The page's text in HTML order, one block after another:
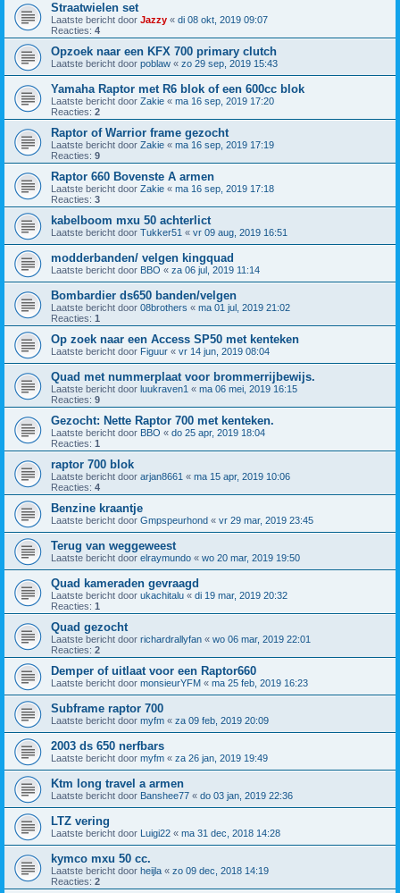
Straatwielen set
Laatste bericht door Jazzy « di 08 okt, 2019 09:07
Reacties: 4
Opzoek naar een KFX 700 primary clutch
Laatste bericht door poblaw « zo 29 sep, 2019 15:43
Yamaha Raptor met R6 blok of een 600cc blok
Laatste bericht door Zakie « ma 16 sep, 2019 17:20
Reacties: 2
Raptor of Warrior frame gezocht
Laatste bericht door Zakie « ma 16 sep, 2019 17:19
Reacties: 9
Raptor 660 Bovenste A armen
Laatste bericht door Zakie « ma 16 sep, 2019 17:18
Reacties: 3
kabelboom mxu 50 achterlict
Laatste bericht door Tukker51 « vr 09 aug, 2019 16:51
modderbanden/ velgen kingquad
Laatste bericht door BBO « za 06 jul, 2019 11:14
Bombardier ds650 banden/velgen
Laatste bericht door 08brothers « ma 01 jul, 2019 21:02
Reacties: 1
Op zoek naar een Access SP50 met kenteken
Laatste bericht door Figuur « vr 14 jun, 2019 08:04
Quad met nummerplaat voor brommerrijbewijs.
Laatste bericht door luukraven1 « ma 06 mei, 2019 16:15
Reacties: 9
Gezocht: Nette Raptor 700 met kenteken.
Laatste bericht door BBO « do 25 apr, 2019 18:04
Reacties: 1
raptor 700 blok
Laatste bericht door arjan8661 « ma 15 apr, 2019 10:06
Reacties: 4
Benzine kraantje
Laatste bericht door Gmpspeurhond « vr 29 mar, 2019 23:45
Terug van weggeweest
Laatste bericht door elraymundo « wo 20 mar, 2019 19:50
Quad kameraden gevraagd
Laatste bericht door ukachitalu « di 19 mar, 2019 20:32
Reacties: 1
Quad gezocht
Laatste bericht door richardrallyfan « wo 06 mar, 2019 22:01
Reacties: 2
Demper of uitlaat voor een Raptor660
Laatste bericht door monsieurYFM « ma 25 feb, 2019 16:23
Subframe raptor 700
Laatste bericht door myfm « za 09 feb, 2019 20:09
2003 ds 650 nerfbars
Laatste bericht door myfm « za 26 jan, 2019 19:49
Ktm long travel a armen
Laatste bericht door Banshee77 « do 03 jan, 2019 22:36
LTZ vering
Laatste bericht door Luigi22 « ma 31 dec, 2018 14:28
kymco mxu 50 cc.
Laatste bericht door heijla « zo 09 dec, 2018 14:19
Reacties: 2